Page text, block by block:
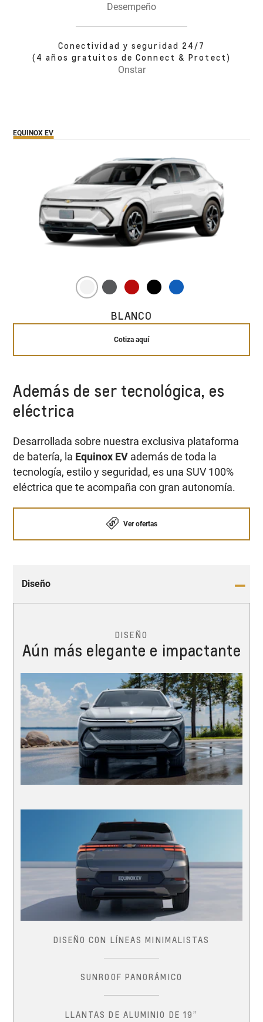
Desempeño
Conectividad y seguridad 24/7
(4 años gratuitos de Connect & Protect)
Onstar
EQUINOX EV
BLANCO
Cotiza aquí
Además de ser tecnológica, es
eléctrica
Desarrollada sobre nuestra exclusiva plataforma
de batería, la Equinox EV además de toda la
tecnología, estilo y seguridad, es una SUV 100%
eléctrica que te acompaña con gran autonomía.
Ver ofertas
Diseño
DISEÑO
Aún más elegante e impactante
DISEÑO CON LÍNEAS MINIMALISTAS
SUNROOF PANORÁMICO
LLANTAS DE ALUMINIO DE 19”